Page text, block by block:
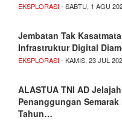
EKSPLORASI- SABTU, 1 AGU
Jembatan Tak
Infrastruktur Digital
EKSPLORASI- KAMIS, 23 JUL
ALASTUA TNI AD
Penanggungan Semarak
Tahun…